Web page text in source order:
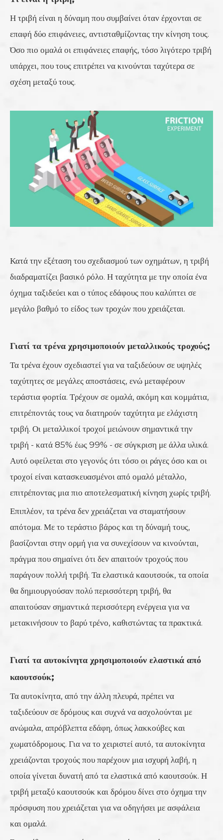
Η τριβή είναι η δύναμη που συμβαίνει όταν έρχονται σε
επαφή δύο επιφάνειες, αντισταθμίζοντας την κίνηση τους.
Όσο πιο ομαλά οι επιφάνειες επαφής, τόσο λιγότερο τριβή
υπάρχει, που τους επιτρέπει να κινούνται ταχύτερα σε
σχέση μεταξύ τους.
Κατά την εξέταση του σχεδιασμού των οχημάτων, η τριβή
διαδραματίζει βασικό ρόλο. Η ταχύτητα με την οποία ένα
όχημα ταξιδεύει και ο τύπος εδάφους που καλύπτει σε
μεγάλο βαθμό το είδος των τροχών που χρειάζεται.
Γιατί τα τρένα χρησιμοποιούν μεταλλικούς τροχούς;
Τα τρένα έχουν σχεδιαστεί για να ταξιδεύουν σε υψηλές
ταχύτητες σε μεγάλες αποστάσεις, ενώ μεταφέρουν
τεράστια φορτία. Τρέχουν σε ομαλά, ακόμη και κομμάτια,
επιτρέποντάς τους να διατηρούν ταχύτητα με ελάχιστη
τριβή. Οι μεταλλικοί τροχοί μειώνουν σημαντικά την
τριβή - κατά 85% έως 99% - σε σύγκριση με άλλα υλικά.
Αυτό οφείλεται στο γεγονός ότι τόσο οι ράγες όσο και οι
τροχοί είναι κατασκευασμένοι από ομαλό μέταλλο,
επιτρέποντας μια πιο αποτελεσματική κίνηση χωρίς τριβή.
Επιπλέον, τα τρένα δεν χρειάζεται να σταματήσουν
απότομα. Με το τεράστιο βάρος και τη δύναμή τους,
βασίζονται στην ορμή για να συνεχίσουν να κινούνται,
πράγμα που σημαίνει ότι δεν απαιτούν τροχούς που
παράγουν πολλή τριβή. Τα ελαστικά καουτσούκ, τα οποία
θα δημιουργούσαν πολύ περισσότερη τριβή, θα
απαιτούσαν σημαντικά περισσότερη ενέργεια για να
μετακινήσουν το βαρύ τρένο, καθιστώντας τα πρακτικά.
Γιατί τα αυτοκίνητα χρησιμοποιούν ελαστικά από
καουτσούκ;
Τα αυτοκίνητα, από την άλλη πλευρά, πρέπει να
ταξιδεύουν σε δρόμους και συχνά να ασχολούνται με
ανώμαλα, απρόβλεπτα εδάφη, όπως λακκούβες και
χωματόδρομους. Για να το χειριστεί αυτό, τα αυτοκίνητα
χρειάζονται τροχούς που παρέχουν μια ισχυρή λαβή, η
οποία γίνεται δυνατή από τα ελαστικά από καουτσούκ. Η
τριβή μεταξύ καουτσούκ και δρόμου δίνει στο όχημα την
πρόσφυση που χρειάζεται για να οδηγήσει με ασφάλεια
και ομαλά.